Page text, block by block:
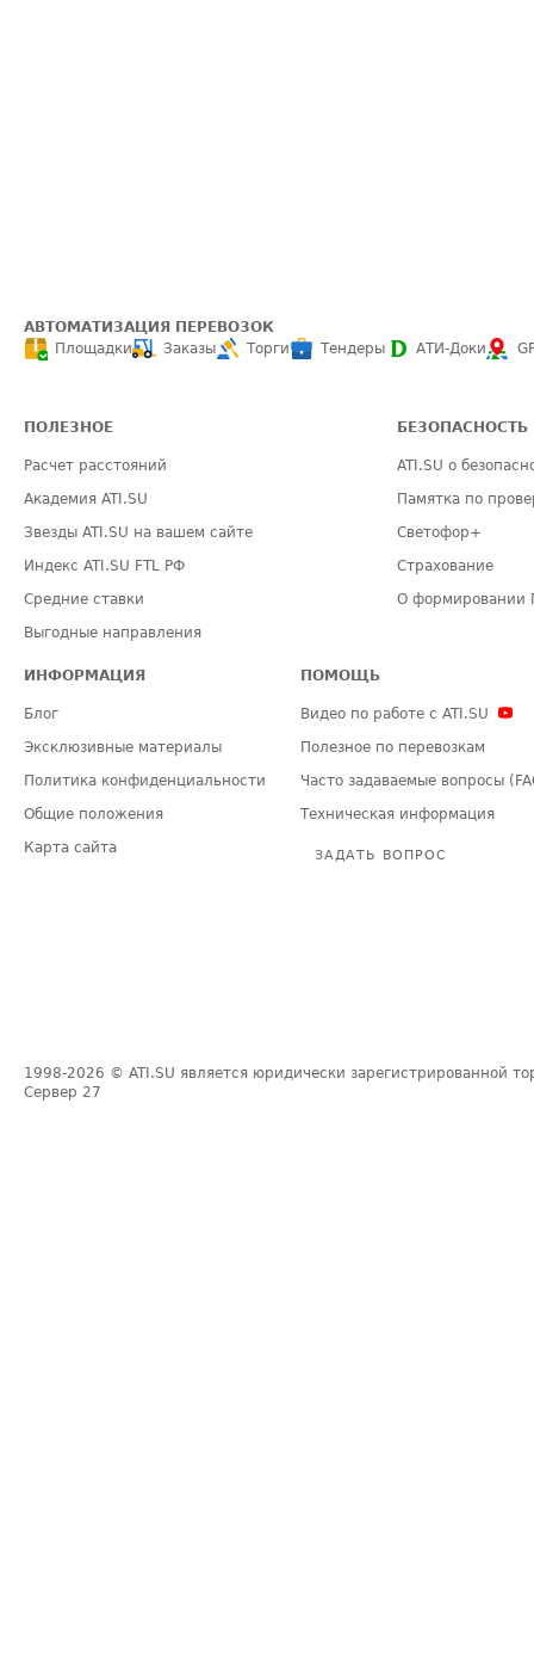
АВТОМАТИЗАЦИЯ ПЕРЕВОЗОК
Площадки
Заказы Торги Тендеры АТИ-Доки
ПОЛЕЗНОЕ
Расчет расстояний
Академия ATI.SU
Звезды ATI.SU на вашем сайте
Индекс ATI.SU FTL РФ
Средние ставки
Выгодные направления
БЕЗОПАСНОСТЬ
ATI.SU о
Памятка по
Светофор+
Страхование
О формировании
ИНФОРМАЦИЯ
Блог
Эксклюзивные материалы
Политика конфиденциальности
Общие положения
Карта сайта
ПОМОЩЬ
Видео по работе с ATI.SU
Полезное по перевозкам
Часто задаваемые вопросы
Техническая информация
ЗАДАТЬ ВОПРОС
1998-2026 © ATI.SU является юридически зарегистрированной
Сервер 27